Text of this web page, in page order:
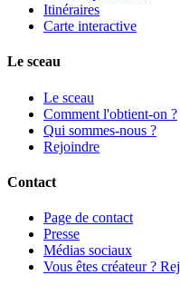
Itinéraires
Carte interactive
Le sceau
Le sceau
Comment l'obtient-on ?
Qui sommes-nous ?
Rejoindre
Contact
Page de contact
Presse
Médias sociaux
Vous êtes créateur ?